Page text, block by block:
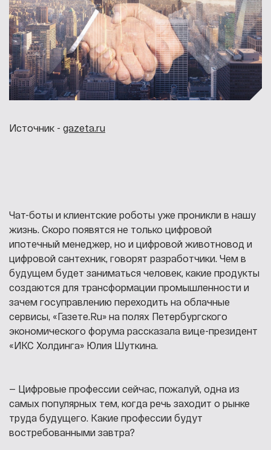
Источник - gazeta.ru
Чат-боты и клиентские роботы уже проникли в нашу
жизнь. Скоро появятся не только цифровой
ипотечный менеджер, но и цифровой животновод и
цифровой сантехник, говорят разработчики. Чем в
будущем будет заниматься человек, какие продукты
создаются для трансформации промышленности и
зачем госуправлению переходить на облачные
сервисы, «Газете.Ru» на полях Петербургского
экономического форума рассказала вице-президент
«ИКС Холдинга» Юлия Шуткина.
— Цифровые профессии сейчас, пожалуй, одна из
самых популярных тем, когда речь заходит о рынке
труда будущего. Какие профессии будут
востребованными завтра?